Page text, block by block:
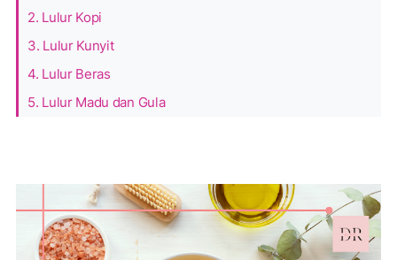
2. Lulur Kopi
3. Lulur Kunyit
4. Lulur Beras
5. Lulur Madu dan Gula